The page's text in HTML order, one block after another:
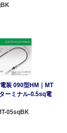
電装 090型HM｜MT
ーミナル-0.5sq電
05sqBK